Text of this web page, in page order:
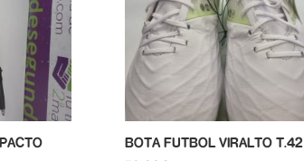
BOTA FUTBOL VIRALTO T.42